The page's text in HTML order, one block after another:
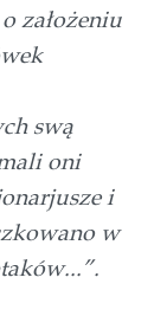
założeniu
swą
oni
i
w